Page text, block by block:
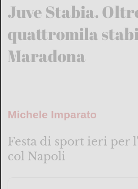
Juve Stabia.
quattromila
Maradona
Michele Imparato
Festa di sport ieri per
col Napoli